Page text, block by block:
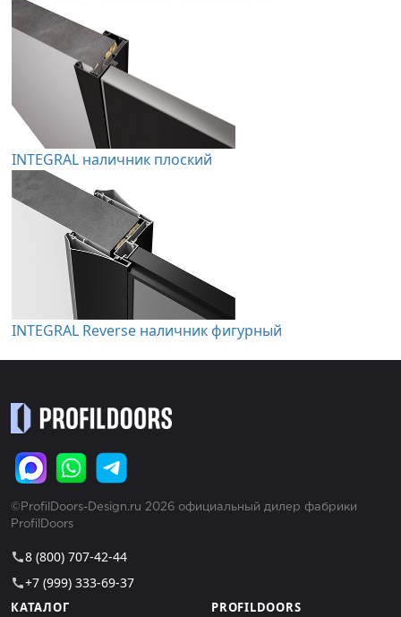
INTEGRAL наличник плоский
INTEGRAL Reverse наличник фигурный
©ProfilDoors-Design.ru 2026 официальный дилер фабрики
ProfilDoors
call8 (800) 707-42-44
call+7 (999) 333-69-37
КАТАЛОГ PROFILDOORS